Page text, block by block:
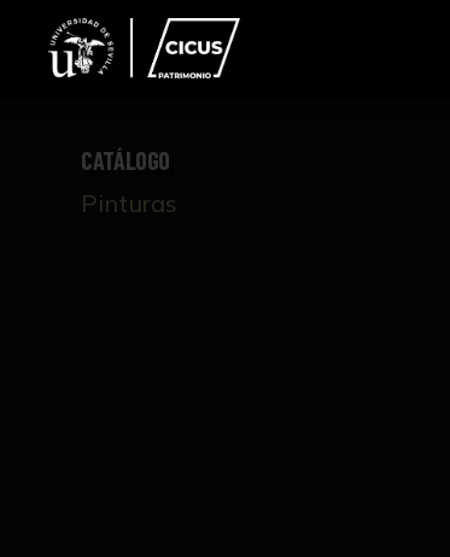
CATÁLOGO
Pinturas